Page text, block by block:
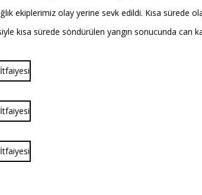
ekiplerimiz olay yerine sevk edildi. Kısa sürede
kısa sürede söndürülen yangın sonucunda